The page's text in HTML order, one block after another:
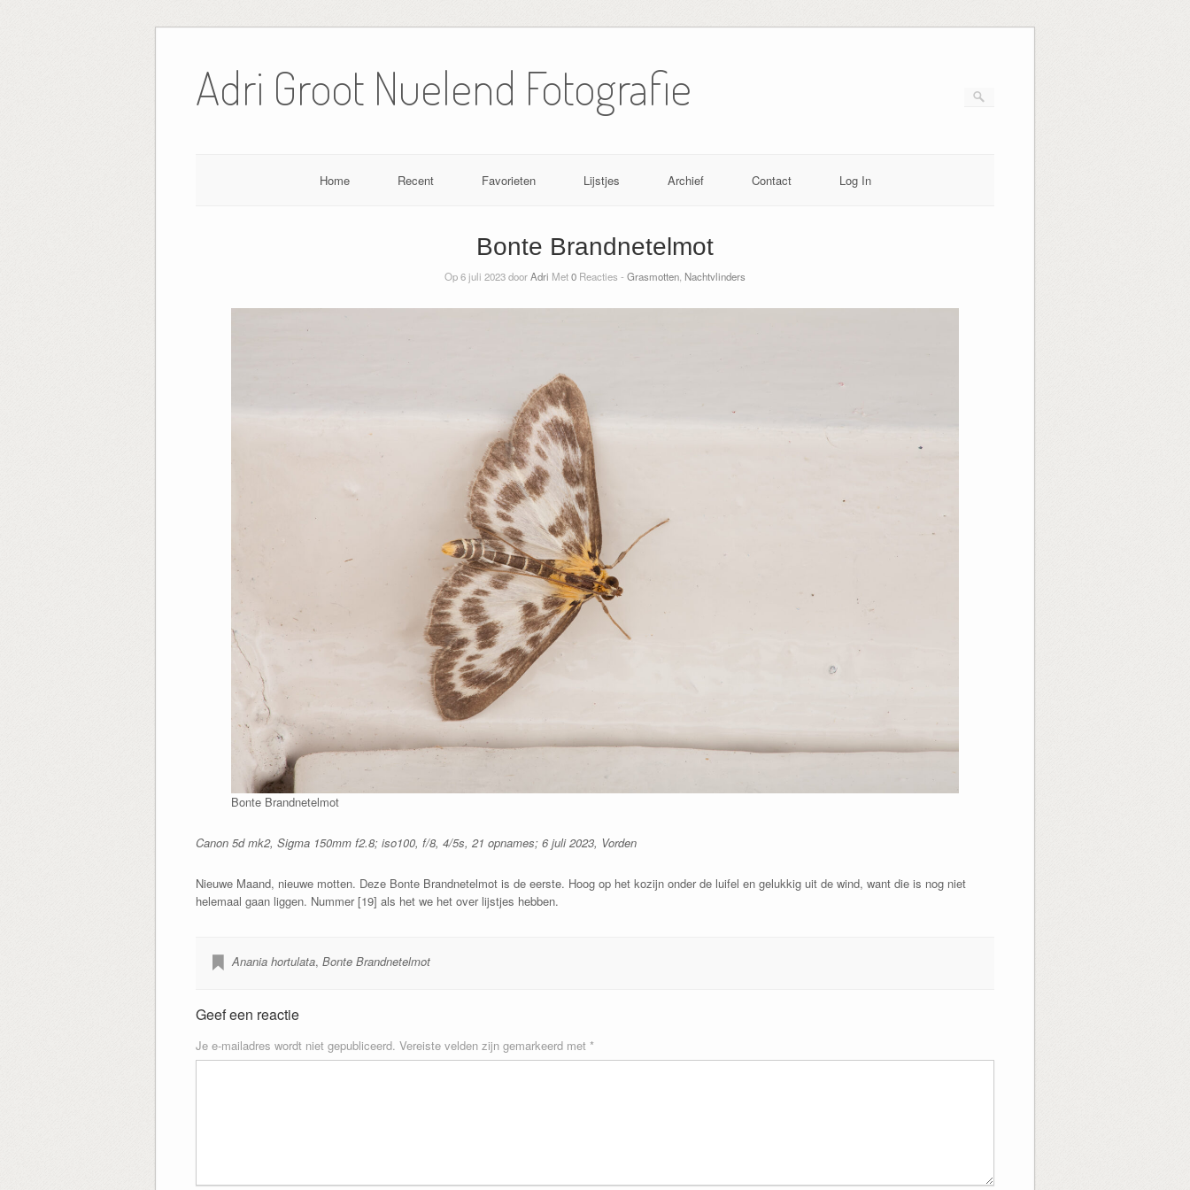
de
inhoud
Adri Groot Nuelend Fotografie
Home Recent Favorieten Lijstjes Archief Contact Log In
Bonte Brandnetelmot
Op 6 juli 2023 doorAdri Met0 Reacties - Grasmotten Nachtvlinders
Bonte Brandnetelmot
Canon 5d mk2, Sigma 150mm f2.8; iso100, f/8, 4/5s, 21 opnames; 6 juli 2023, Vorden
Nieuwe Maand, nieuwe motten. Deze Bonte Brandnetelmot is de eerste. Hoog op het kozijn onder de luifel en gelukkig uit de wind, want die is nog niet
helemaal gaan liggen. Nummer [19] als het we het over lijstjes hebben.
Anania hortulata, Bonte Brandnetelmot
Geef een reactie
Je e-mailadres wordt niet gepubliceerd. Vereiste velden zijn gemarkeerd met *